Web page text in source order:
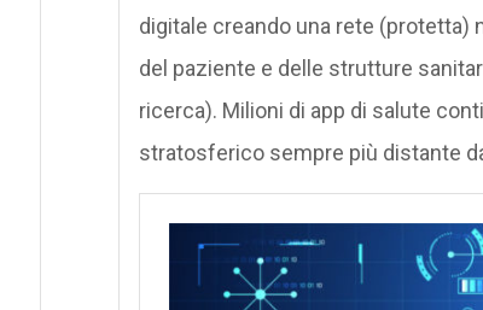
digitale creando una rete (protetta)
del paziente e delle strutture
ricerca). Milioni di app di salute
stratosferico sempre più distante